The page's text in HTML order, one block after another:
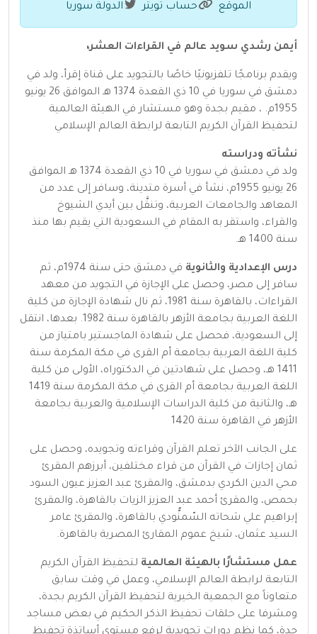
الموقع حساب تويتر الدولة سوريا
أيمن رشدي سويد عالم في القراءات العشر،
ويقدم برنامجًا تلفزيونيًا خاصًا بالتجويد على قناة إقرأ، ولد في
دمشق في سوريا في 10 ذي القعدة 1374 هـ الموافق 26 يونيو
1955م. ، مقيم بجدة وهو مستشار في الهيئة العالمية
لتحفيظ القرآن الكريم التابعة لرابطة العالم الإسلامي
نشأته ودراسته
ولد في دمشق في سوريا في 10 ذي القعدة 1374 هـ الموافق
26 يونيو 1955م، نشأ في أسرة متدينة، وسافر إلى عدد من
المعاهد والجامعات العربية، وتنقَّل بين أيدي الشيوخ
والقراء، واستقر به المقام في السعودية التي يقيم بها منذ
سنة 1400 هـ.
درس الإعدادية والثانوية
في دمشق حتى سنة 1974م، ثم
سافر إلى مصر، وحصل على الإجازة في التجويد من معهد
القراءات، بالقاهرة سنة 1981، ثم نال شهادة الإجازة من كلية
اللغة العربية بجامعة الأزهر بالقاهرة سنة 1982. بعدها، انتقل
إلى السعودية، فحصل على شهادة الماجستير بامتياز من
كلية اللغة العربية بجامعة أم القرى في مكة المكرمة سنة
1411 هـ، وحصل على شهادتين في الدكتوراه، الأولى من كلية
اللغة العربية بجامعة أم القرى في مكة المكرمة سنة 1419
هـ، والثانية من كلية الدراسات الإسلامية والعربية بجامعة
الأزهر في القاهرة سنة 1420
على الجانب الآخر تعلم القرآن وقراءته وتجويده، وحصل على
ثمان إجازات في القرآن من قراء مختلفين، أبرزهم المقرئ
محي الدين الكردي بدمشق، والمقرئ عبد العزيز عيون السود
بحمص، والمقرئ أحمد عبد العزيز الزيات بالقاهرة، والمقرئ
إبراهيم علي شحاته السّمنُّودي بالقاهرة، والمقرئ عامر
السيد عثمان، شيخ عموم المقارئ المصرية بالقاهرة.
عمل مستشارًا بالهيئة العالمية لتحفيظ القرآن الكريم
التابعة لرابطة العالم الإسلامي، وعمل في وقت سابق
متعاوناً مع الجمعية الخيرية لتحفيظ القرآن الكريم بجدة،
ومشرفا على حلقات تحفيظ الذكر الحكيم في بعض مساجد